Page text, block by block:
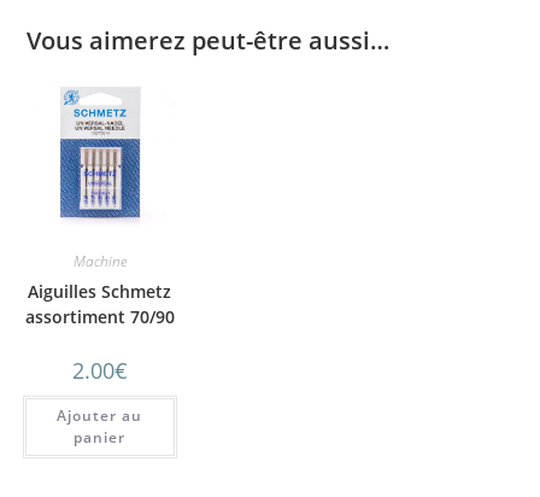
Vous aimerez peut-être aussi…
Machine
Aiguilles Schmetz
assortiment 70/90
2.00€
Ajouter au
panier